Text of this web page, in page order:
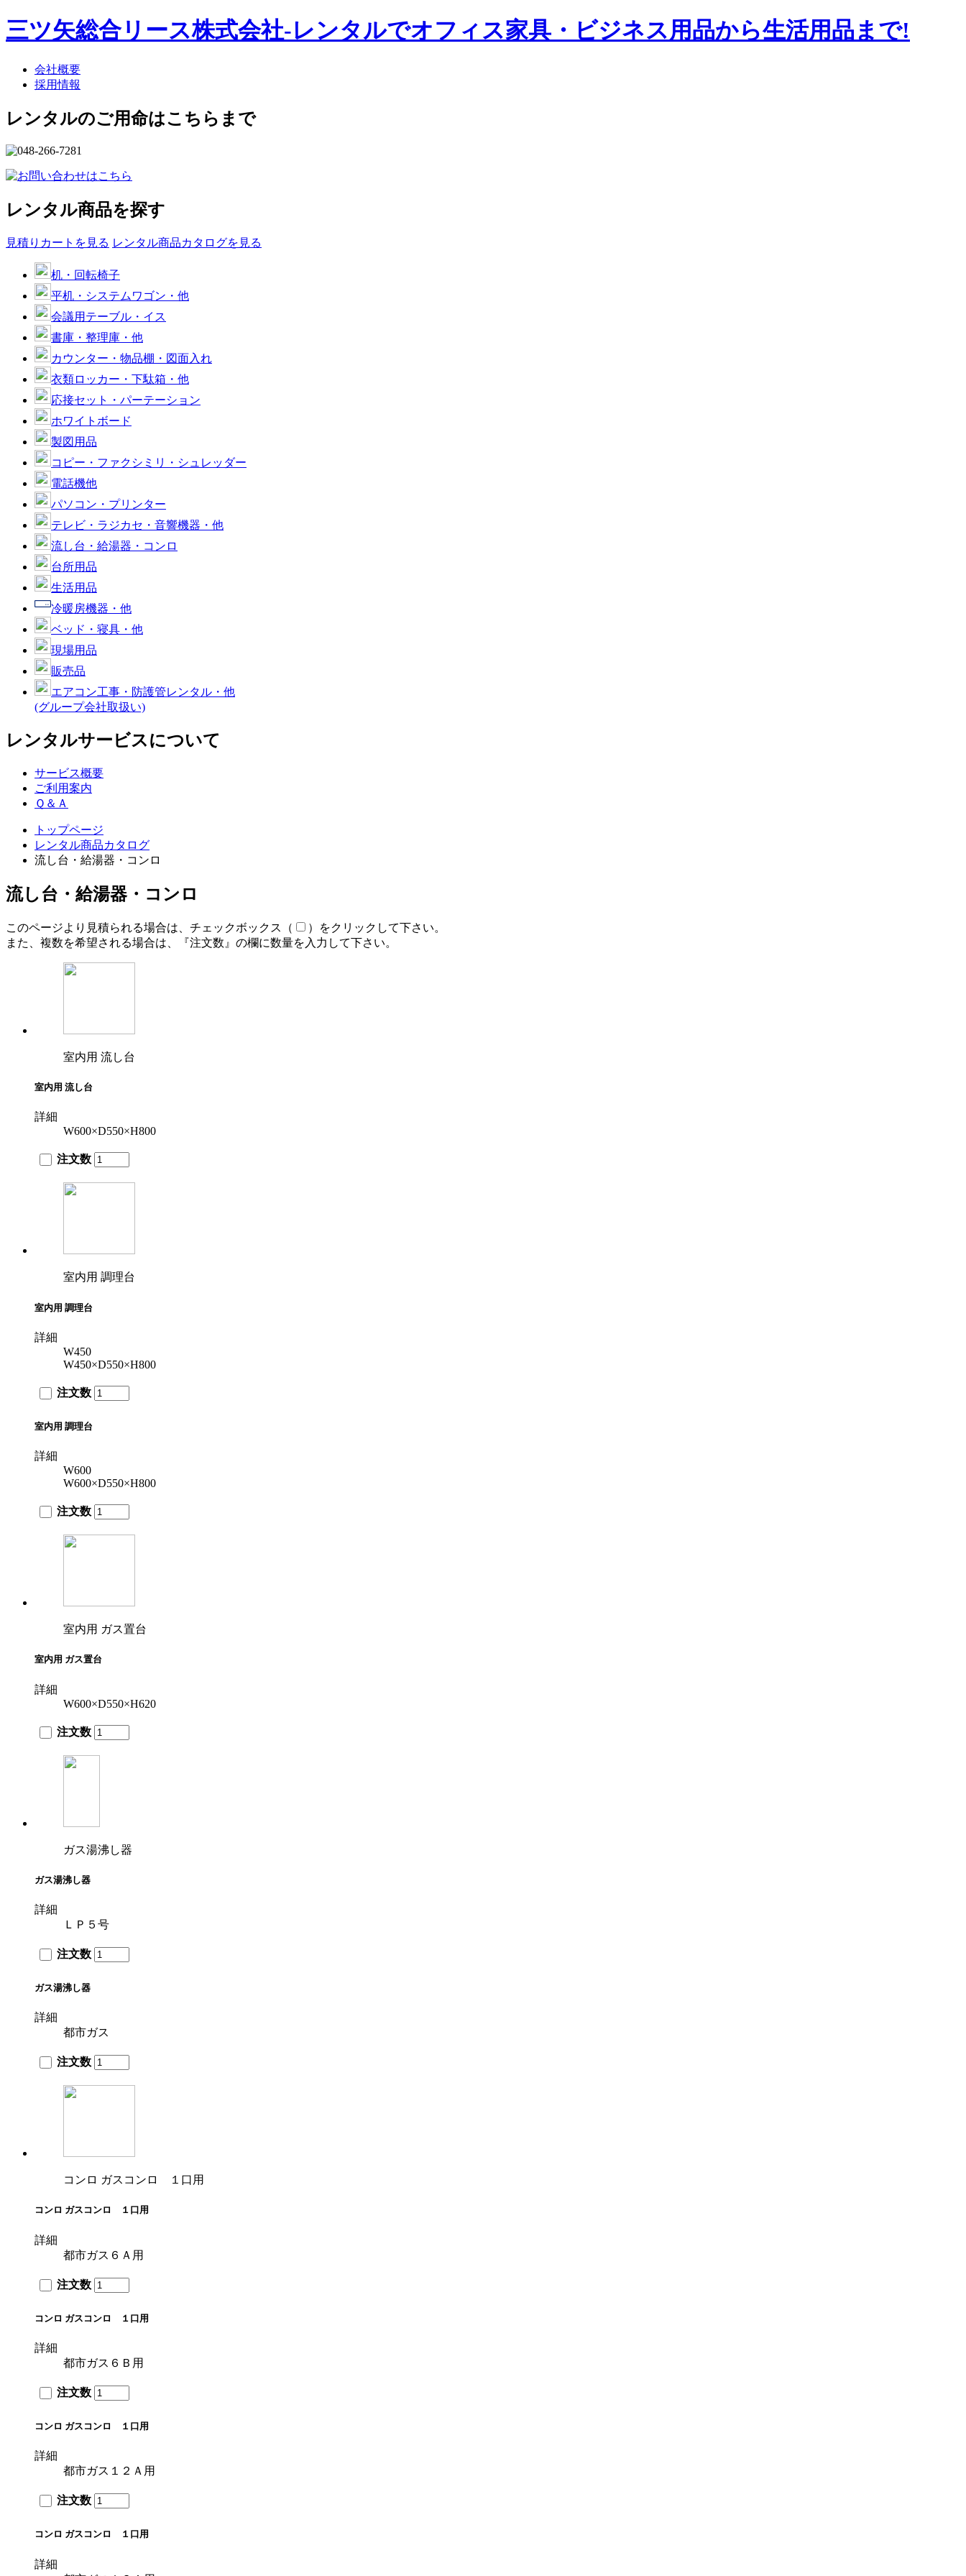
三ツ矢総合リース株式会社-レンタルでオフィス家具・ビジネス用品から生活用品まで!
会社概要
採用情報
レンタルのご用命はこちらまで
レンタル商品を探す
見積りカートを見る レンタル商品カタログを見る
机・回転椅子
平机・システムワゴン・他
会議用テーブル・イス
書庫・整理庫・他
カウンター・物品棚・図面入れ
衣類ロッカー・下駄箱・他
応接セット・パーテーション
ホワイトボード
製図用品
コピー・ファクシミリ・シュレッダー
電話機他
パソコン・プリンター
テレビ・ラジカセ・音響機器・他
流し台・給湯器・コンロ
台所用品
生活用品
冷暖房機器・他
ベッド・寝具・他
現場用品
販売品
エアコン工事・防護管レンタル・他
(グループ会社取扱い)
レンタルサービスについて
サービス概要
ご利用案内
Ｑ＆Ａ
トップページ
レンタル商品カタログ
流し台・給湯器・コンロ
流し台・給湯器・コンロ
このページより見積られる場合は、チェックボックス（
）をクリックして下さい。
また、複数を希望される場合は、『注文数』の欄に数量を入力して下さい。
室内用 流し台
室内用 流し台
詳細
W600×D550×H800
注文数
室内用 調理台
室内用 調理台
詳細
W450
W450×D550×H800
注文数
室内用 調理台
詳細
W600
W600×D550×H800
注文数
室内用 ガス置台
室内用 ガス置台
詳細
W600×D550×H620
注文数
ガス湯沸し器
ガス湯沸し器
詳細
ＬＰ５号
注文数
ガス湯沸し器
詳細
都市ガス
注文数
コンロ ガスコンロ １口用
コンロ ガスコンロ １口用
詳細
都市ガス６Ａ用
注文数
コンロ ガスコンロ １口用
詳細
都市ガス６Ｂ用
注文数
コンロ ガスコンロ １口用
詳細
都市ガス１２Ａ用
注文数
コンロ ガスコンロ １口用
詳細